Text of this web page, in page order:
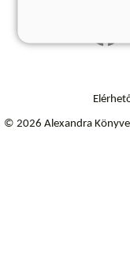
© 2026 Alexandra